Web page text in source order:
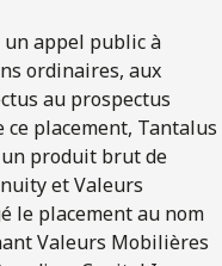
un appel public à
ordinaires, aux
au prospectus
ce placement, Tantalus
produit brut de
et Valeurs
le placement au nom
Valeurs Mobilières